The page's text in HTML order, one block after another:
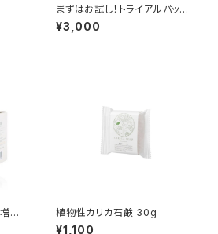
まずはお試し！トライアルパッ
ク カリカセラピ 10包 送料無
料
¥3,000
量
植物性カリカ石鹸 30g
¥1,100